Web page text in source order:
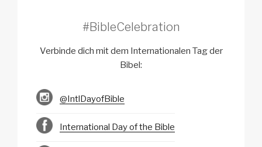
#BibleCelebration
Verbinde dich mit dem Internationalen Tag der
Bibel:
@IntlDayofBible
International Day of the Bible